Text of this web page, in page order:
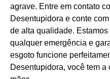
agrave. Entre em contato
Desentupidora e conte
de alta qualidade.
qualquer emergência e
esgoto funcione
Desentupidora, você tem